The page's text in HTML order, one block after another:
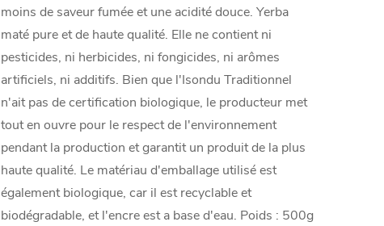
moins de saveur fumée et une acidité douce. Yerba
maté pure et de haute qualité. Elle ne contient ni
pesticides, ni herbicides, ni fongicides, ni arômes
artificiels, ni additifs. Bien que l'Isondu Traditionnel
n'ait pas de certification biologique, le producteur met
tout en ouvre pour le respect de l'environnement
pendant la production et garantit un produit de la plus
haute qualité. Le matériau d'emballage utilisé est
également biologique, car il est recyclable et
biodégradable, et l'encre est a base d'eau. Poids : 500g